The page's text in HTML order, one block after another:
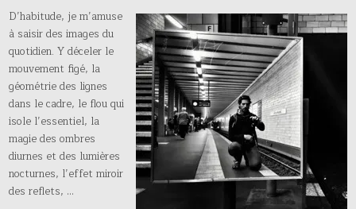
D’habitude, je m’amuse
à saisir des images du
quotidien. Y déceler le
mouvement figé, la
géométrie des lignes
dans le cadre, le flou qui
isole l’essentiel, la
magie des ombres
diurnes et des lumières
nocturnes, l’effet miroir
des reflets, …